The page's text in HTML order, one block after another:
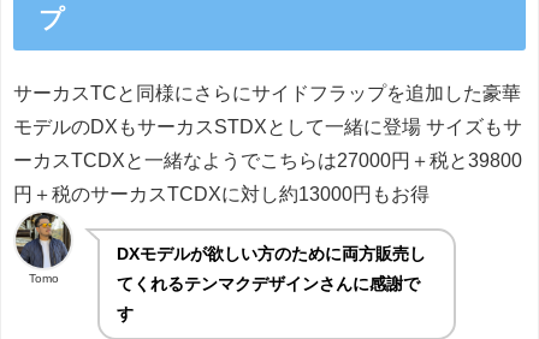
プ
サーカスTCと同様にさらにサイドフラップを追加した豪華
モデルのDXもサーカスSTDXとして一緒に登場 サイズもサ
ーカスTCDXと一緒なようでこちらは27000円＋税と39800
円＋税のサーカスTCDXに対し約13000円もお得
Tomo
DXモデルが欲しい方のために両方販売し
てくれるテンマクデザインさんに感謝で
す